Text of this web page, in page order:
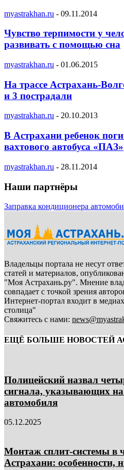
myastrakhan.ru - 09.11.2014
Чувство терпимости у
развивать с помощью сна
myastrakhan.ru - 01.06.2015
На трассе Астрахань-
и 3 пострадали
myastrakhan.ru - 20.10.2013
В Астрахани ребенок
вахтового автобуса «ПАЗ»
myastrakhan.ru - 28.11.2014
Наши партнёры
Заправка кондиционера
Владельцы портала не несут
статей и материалов,
"Моя Астрахань.ру". Мнение
совпадает с точкой зрения
Интернет-портал входит в
столица"
Свяжитесь с нами:
ЕЩЁ БОЛЬШЕ НОВОСТЕЙ
Полицейский назвал
сигнала, указывающих на
автомобиля
05.12.2025
Монтаж сплит-системы в
Астрахани: особенности,